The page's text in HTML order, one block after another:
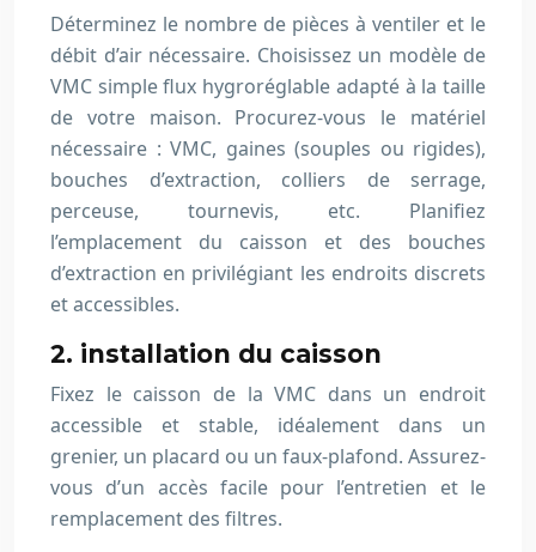
Déterminez le nombre de pièces à ventiler et le
débit d’air nécessaire. Choisissez un modèle de
VMC simple flux hygroréglable adapté à la taille
de votre maison. Procurez-vous le matériel
nécessaire : VMC, gaines (souples ou rigides),
bouches d’extraction, colliers de serrage,
perceuse, tournevis, etc. Planifiez
l’emplacement du caisson et des bouches
d’extraction en privilégiant les endroits discrets
et accessibles.
2. installation du caisson
Fixez le caisson de la VMC dans un endroit
accessible et stable, idéalement dans un
grenier, un placard ou un faux-plafond. Assurez-
vous d’un accès facile pour l’entretien et le
remplacement des filtres.